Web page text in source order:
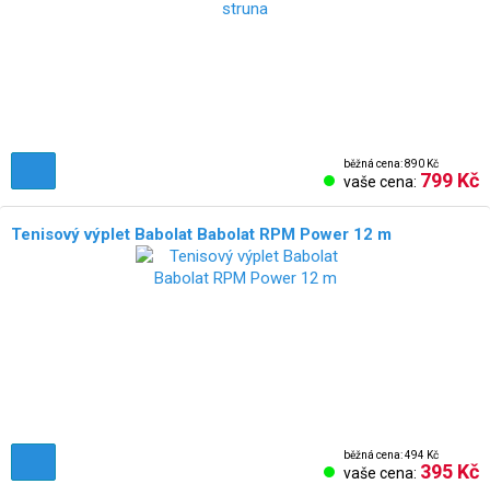
běžná cena: 890 Kč
vaše cena: 799 Kč
Tenisový výplet Babolat Babolat RPM Power 12 m
běžná cena: 494 Kč
vaše cena: 395 Kč